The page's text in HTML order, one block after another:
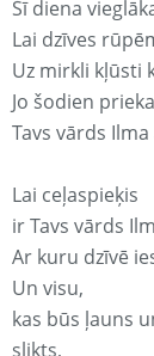
Šī diena
Lai dzīves
Uz mirkli kļūsti
Jo šodien
Tavs vārds
Lai ceļaspieķis
ir Tavs vārds
Ar kuru dzīvē
Un visu,
kas būs ļauns
slikts,